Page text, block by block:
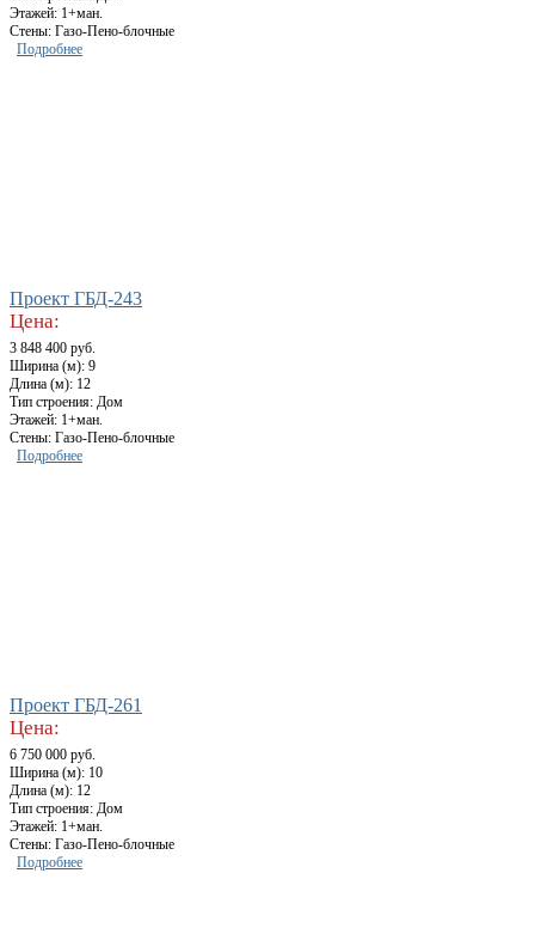
Этажей: 1+ман.
Стены: Газо-Пено-блочные
Подробнее
Проект ГБД-243
Цена:
3 848 400 руб.
Ширина (м): 9
Длина (м): 12
Тип строения: Дом
Этажей: 1+ман.
Стены: Газо-Пено-блочные
Подробнее
Проект ГБД-261
Цена:
6 750 000 руб.
Ширина (м): 10
Длина (м): 12
Тип строения: Дом
Этажей: 1+ман.
Стены: Газо-Пено-блочные
Подробнее